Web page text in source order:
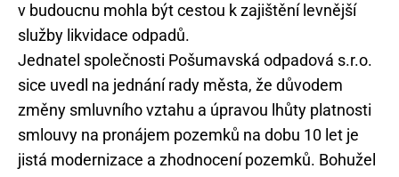
v budoucnu mohla být cestou k zajištění levnější
služby likvidace odpadů.
Jednatel společnosti Pošumavská odpadová s.r.o.
sice uvedl na jednání rady města, že důvodem
změny smluvního vztahu a úpravou lhůty platnosti
smlouvy na pronájem pozemků na dobu 10 let je
jistá modernizace a zhodnocení pozemků. Bohužel